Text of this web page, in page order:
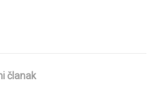
članak